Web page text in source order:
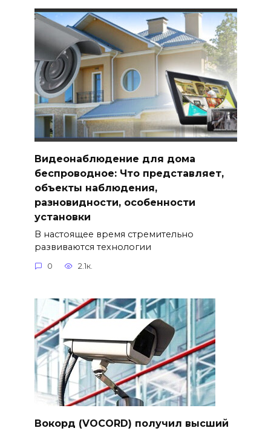
Видеонаблюдение для дома
беспроводное: Что представляет,
объекты наблюдения,
разновидности, особенности
установки
В настоящее время стремительно
развиваются технологии
0 2.1к.
Вокорд (VOCORD) получил высший